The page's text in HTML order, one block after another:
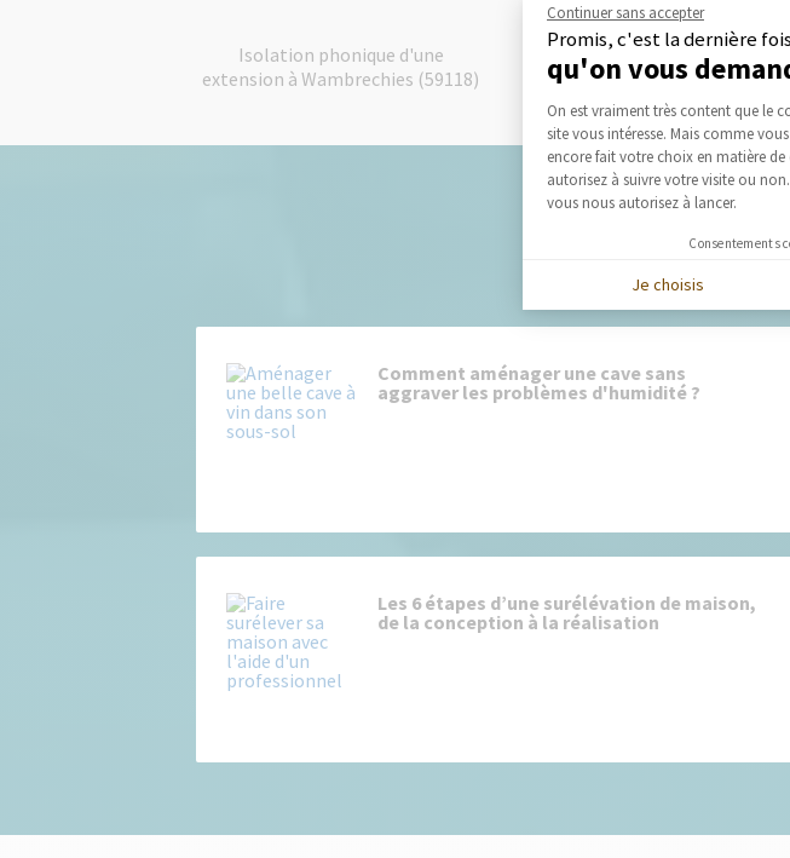
Isolation phonique d'une
extension à Wambrechies (59118)
Extension de maison dans les
Flandres
Nos
Comment aménager une cave sans
aggraver les problèmes d'humidité ?
Les 6 étapes d’une surélévation de maison,
de la conception à la réalisation
Continuer sans accepter
Promis, c'est la dernière fois
qu'on vous
Plateforme de
On est vraiment très content que le
site vous intéresse. Mais comme
encore fait votre choix en matière
autorisez à suivre votre visite ou
vous nous autorisez à lancer.
Consentements
Je choisis